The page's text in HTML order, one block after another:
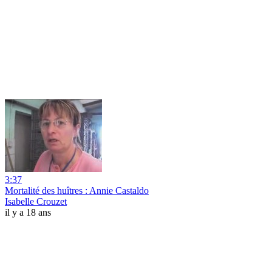
3:37
Mortalité des huîtres : Annie Castaldo
Isabelle Crouzet
il y a 18 ans